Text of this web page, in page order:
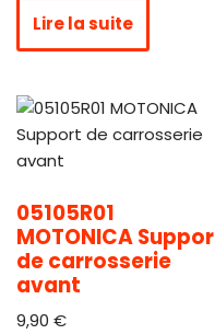
Lire la suite
05105R01
MOTONICA
de carrosserie
avant
9,90 €